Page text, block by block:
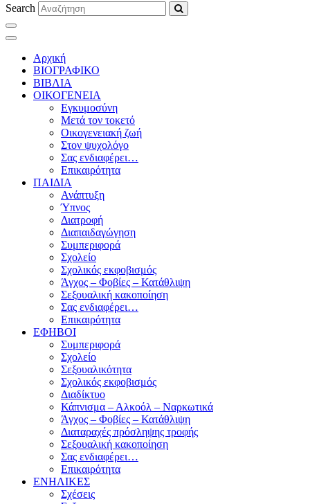
Search
Αρχική
ΒΙΟΓΡΑΦΙΚΟ
ΒΙΒΛΙΑ
ΟΙΚΟΓΕΝΕΙΑ
Εγκυμοσύνη
Μετά τον τοκετό
Οικογενειακή ζωή
Στον ψυχολόγο
Σας ενδιαφέρει…
Επικαιρότητα
ΠΑΙΔΙΑ
Ανάπτυξη
Ύπνος
Διατροφή
Διαπαιδαγώγηση
Συμπεριφορά
Σχολείο
Σχολικός εκφοβισμός
Άγχος – Φοβίες – Κατάθλιψη
Σεξουαλική κακοποίηση
Σας ενδιαφέρει…
Επικαιρότητα
ΕΦΗΒΟΙ
Συμπεριφορά
Σχολείο
Σεξουαλικότητα
Σχολικός εκφοβισμός
Διαδίκτυο
Κάπνισμα – Αλκοόλ – Ναρκωτικά
Άγχος – Φοβίες – Κατάθλιψη
Διαταραχές πρόσληψης τροφής
Σεξουαλική κακοποίηση
Σας ενδιαφέρει…
Επικαιρότητα
ΕΝΗΛΙΚΕΣ
Σχέσεις